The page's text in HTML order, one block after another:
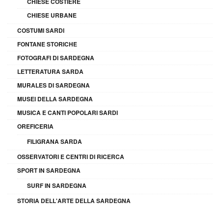
CHIESE URBANE
COSTUMI SARDI
FONTANE STORICHE
FOTOGRAFI DI SARDEGNA
LETTERATURA SARDA
MURALES DI SARDEGNA
MUSEI DELLA SARDEGNA
MUSICA E CANTI POPOLARI SARDI
OREFICERIA
FILIGRANA SARDA
OSSERVATORI E CENTRI DI RICERCA
SPORT IN SARDEGNA
SURF IN SARDEGNA
STORIA DELL'ARTE DELLA SARDEGNA